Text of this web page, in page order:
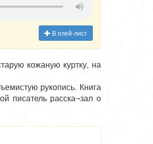
В плей-лист
кожаную куртку, на
рукопись. Книга
писатель расска¬зал о
на разных фронтах
В одном из своих